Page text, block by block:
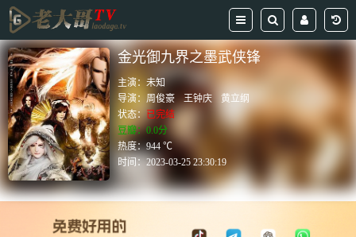
金光御九界之墨武侠锋
主演：未知
导演：周俊豪 王钟庆
黄立纲
状态： 已完结
豆瓣：0.0分
热度：944 ℃
时间：2023-03-25 23:30:19